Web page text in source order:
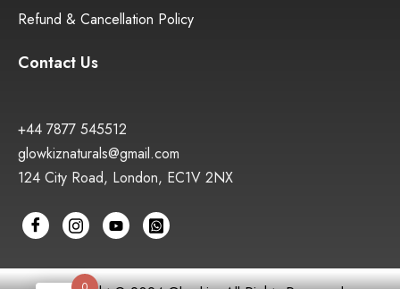
Refund & Cancellation Policy
Contact Us
+44 7877 545512
glowkiznaturals@gmail.com
124 City Road, London, EC1V 2NX